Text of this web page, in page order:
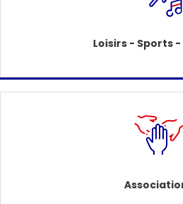
Loisirs - Sports